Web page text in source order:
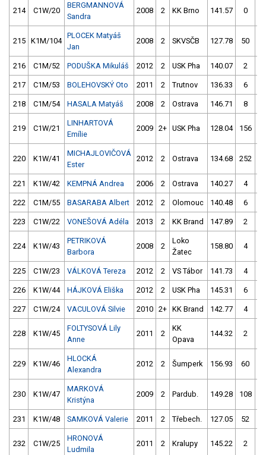
214 C1W/20
BERGMANNOVÁ
Sandra
2008 2 KK Brno 141.57 0
215 K1M/104
PLOCEK Matyáš
Jan
2008 2 SKVSČB 127.78 50
216 C1M/52 PODUŠKA Mikuláš 2012 2 USK Pha 140.07 2
217 C1M/53 BOLEHOVSKÝ Oto 2011 2 Trutnov 136.33 6
218 C1M/54 HASALA Matyáš 2008 2 Ostrava 146.71 8
219 C1W/21
LINHARTOVÁ
Emílie
2009 2+ USK Pha 128.04 156
220 K1W/41
MICHAJLOVIČOVÁ
Ester
2012 2 Ostrava 134.68 252
221 K1W/42 KEMPNÁ Andrea 2006 2 Ostrava 140.27 4
222 C1M/55 BASARABA Albert 2012 2 Olomouc 140.48 6
223 C1W/22 VONEŠOVÁ Adéla 2013 2 KK Brand 147.89 2
224 K1W/43
PETRIKOVÁ
Barbora
2008 2
Loko
Žatec
158.80 4
225 C1W/23 VÁLKOVÁ Tereza 2012 2 VS Tábor 141.73 4
226 K1W/44 HÁJKOVÁ Eliška 2012 2 USK Pha 145.31 6
227 C1W/24 VACULOVÁ Silvie 2010 2+ KK Brand 142.77 4
228 K1W/45
FOLTYSOVÁ Lily
Anne
2011 2
KK
Opava
144.32 2
229 K1W/46
HLOCKÁ
Alexandra
2012 2 Šumperk 156.93 60
230 K1W/47
MARKOVÁ
Kristýna
2009 2 Pardub. 149.28 108
231 K1W/48 SAMKOVÁ Valerie 2011 2 Třebech. 127.05 52
232 C1W/25
HRONOVÁ
Ludmila
2011 2 Kralupy 145.22 2